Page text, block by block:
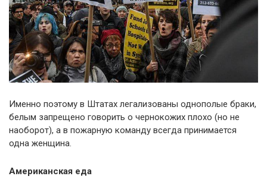
Именно поэтому в Штатах легализованы однополые браки,
белым запрещено говорить о чернокожих плохо (но не
наоборот), а в пожарную команду всегда принимается
одна женщина.
Американская еда